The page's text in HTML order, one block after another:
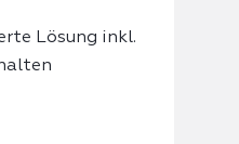
Lösung inkl.